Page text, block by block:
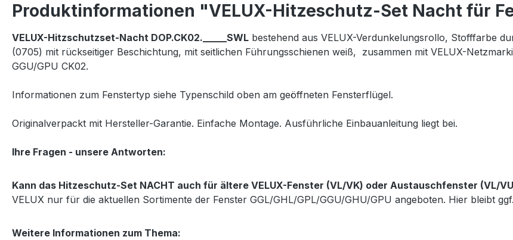
Produktinformationen "VELUX-Hitzeschutz-Set Nacht für
VELUX-Hitzschutzset-Nacht DOP.CK02._____SWL bestehend aus VELUX-Verdunkelungsrollo, Stofffarbe
(0705) mit rückseitiger Beschichtung, mit seitlichen Führungsschienen weiß, zusammen mit VELUX-
GGU/GPU CK02.
Informationen zum Fenstertyp siehe Typenschild oben am geöffneten Fensterflügel.
Originalverpackt mit Hersteller-Garantie. Einfache Montage. Ausführliche Einbauanleitung liegt bei.
Ihre Fragen - unsere Antworten:
Kann das Hitzeschutz-Set NACHT auch für ältere VELUX-Fenster (VL/VK) oder Austauschfenster (VL/
VELUX nur für die aktuellen Sortimente der Fenster GGL/GHL/GPL/GGU/GHU/GPU angeboten. Hier bleibt
Weitere Informationen zum Thema: